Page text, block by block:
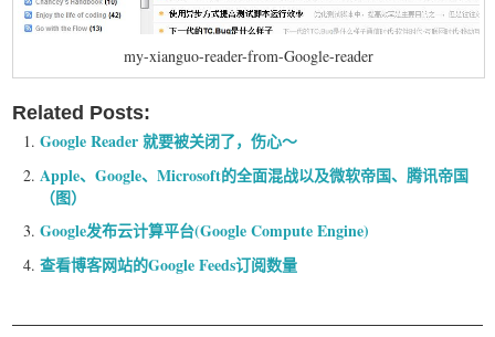
my-xianguo-reader-from-Google-reader
Related Posts:
Google Reader 就要被关闭了，伤心～
Apple、Google、Microsoft的全面混战以及微软帝国、腾讯帝国
（图）
Google发布云计算平台(Google Compute Engine)
查看博客网站的Google Feeds订阅数量